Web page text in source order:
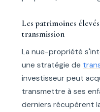
Les patrimoines
transmission
La nue-propriété
une stratégie de
investisseur peut
transmettre à ses
derniers récupèrent